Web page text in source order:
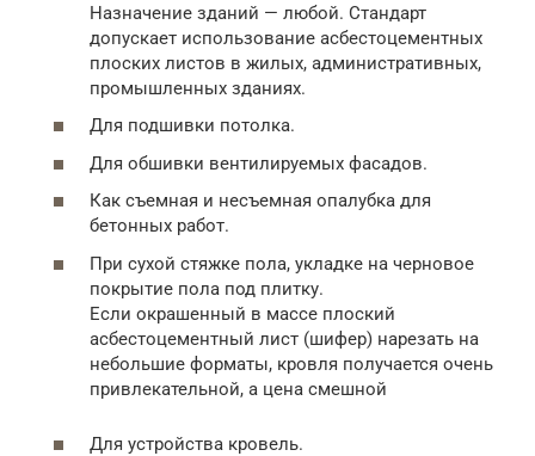
Назначение зданий — любой. Стандарт
допускает использование асбестоцементных
плоских листов в жилых, административных,
промышленных зданиях.
Для подшивки потолка.
Для обшивки вентилируемых фасадов.
Как съемная и несъемная опалубка для
бетонных работ.
При сухой стяжке пола, укладке на черновое
покрытие пола под плитку.
Если окрашенный в массе плоский
асбестоцементный лист (шифер) нарезать на
небольшие форматы, кровля получается очень
привлекательной, а цена смешной
Для устройства кровель.